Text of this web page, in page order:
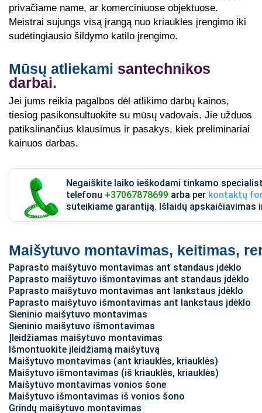
privačiame name, ar komerciniuose objektuose.
Meistrai sujungs visą įrangą nuo kriauklės įrengimo iki
sudėtingiausio šildymo katilo įrengimo.
Mūsų atliekami santechnikos
darbai.
Jei jums reikia pagalbos dėl atlikimo darbų kainos,
tiesiog pasikonsultuokite su mūsų vadovais. Jie užduos
patikslinančius klausimus ir pasakys, kiek preliminariai
kainuos darbas.
Negaiškite laiko ieškodami tinkamo
telefonu +37067878699 arba per kontaktų
suteikiame garantiją. Išlaidų apskaičiavimas
Maišytuvo montavimas, keitimas,
Paprasto maišytuvo montavimas ant standaus įdėklo
Paprasto maišytuvo išmontavimas ant standaus įdėklo
Paprasto maišytuvo montavimas ant lankstaus įdėklo
Paprasto maišytuvo išmontavimas ant lankstaus įdėklo
Sieninio maišytuvo montavimas
Sieninio maišytuvo išmontavimas
Įleidžiamas maišytuvo montavimas
Išmontuokite įleidžiamą maišytuvą
Maišytuvo montavimas (ant kriauklės, kriauklės)
Maišytuvo išmontavimas (iš kriauklės, kriauklės)
Maišytuvo montavimas vonios šone
Maišytuvo išmontavimas iš vonios šono
Grindų maišytuvo montavimas